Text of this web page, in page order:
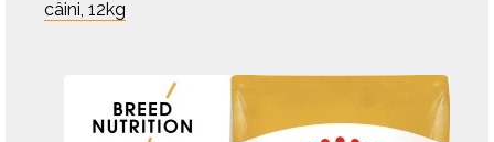
câini, 12kg